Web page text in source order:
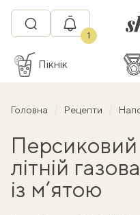
1
Пікнік
Головна Рецепти
літній
із м’ятою